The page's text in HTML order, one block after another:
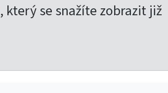
, který se snažíte zobrazit již